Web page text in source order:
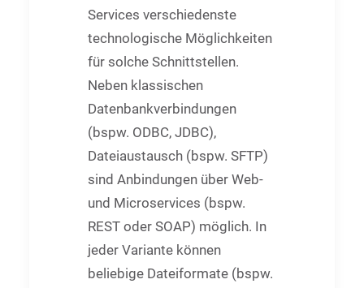
Services verschiedenste
technologische Möglichkeiten
für solche Schnittstellen.
Neben klassischen
Datenbankverbindungen
(bspw. ODBC, JDBC),
Dateiaustausch (bspw. SFTP)
sind Anbindungen über Web-
und Microservices (bspw.
REST oder SOAP) möglich. In
jeder Variante können
beliebige Dateiformate (bspw.